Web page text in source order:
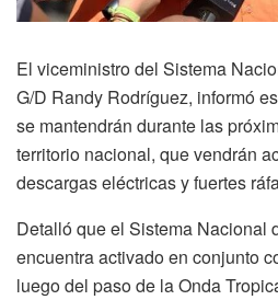
El viceministro del Sistema
G/D Randy Rodríguez, informó
se mantendrán durante las
territorio nacional, que vendrán
descargas eléctricas y fuertes
Detalló que el Sistema Nacional
encuentra activado en conjunto
luego del paso de la Onda